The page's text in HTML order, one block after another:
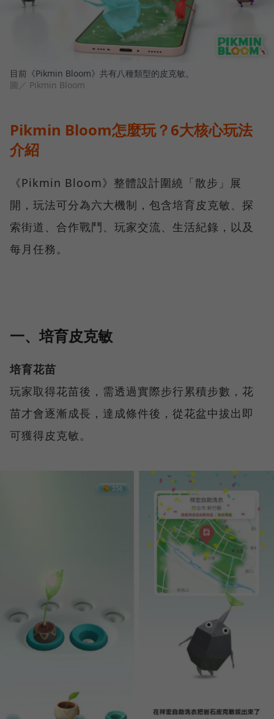
目前《Pikmin Bloom》共有八種類型的皮克敏。
圖／ Pikmin Bloom
Pikmin Bloom怎麼玩？6大核心玩法
介紹
《Pikmin Bloom》整體設計圍繞「散步」展
開，玩法可分為六大機制，包含培育皮克敏、探
索街道、合作戰鬥、玩家交流、生活紀錄，以及
每月任務。
一、培育皮克敏
培育花苗
玩家取得花苗後，需透過實際步行累積步數，花
苗才會逐漸成長，達成條件後，從花盆中拔出即
可獲得皮克敏。